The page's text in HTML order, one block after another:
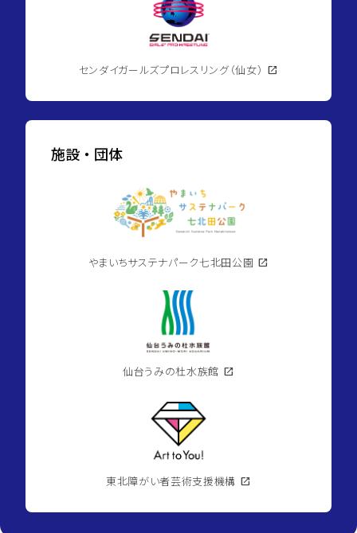
センダイガールズプロレスリング（仙女） open_in_new
施設・団体
やまいちサステナパーク七北田公園 open_in_new
仙台うみの杜水族館 open_in_new
東北障がい者芸術支援機構 open_in_new